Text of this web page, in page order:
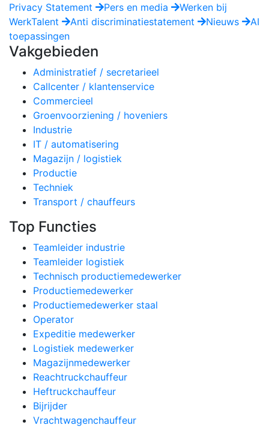
Privacy Statement
Pers en media
Werken bij
WerkTalent
Anti discriminatiestatement Nieuws
AI
toepassingen
Vakgebieden
Administratief / secretarieel
Callcenter / klantenservice
Commercieel
Groenvoorziening / hoveniers
Industrie
IT / automatisering
Magazijn / logistiek
Productie
Techniek
Transport / chauffeurs
Top Functies
Teamleider industrie
Teamleider logistiek
Technisch productiemedewerker
Productiemedewerker
Productiemedewerker staal
Operator
Expeditie medewerker
Logistiek medewerker
Magazijnmedewerker
Reachtruckchauffeur
Heftruckchauffeur
Bijrijder
Vrachtwagenchauffeur